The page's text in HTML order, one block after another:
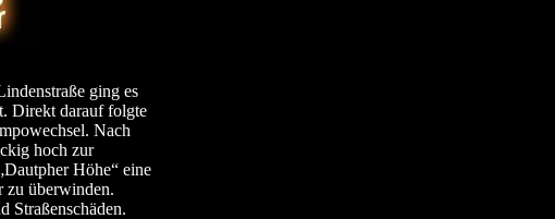
ging es
Direkt darauf folgte
Nach
hoch zur
Höhe“ eine
zu überwinden.
Straßenschäden.